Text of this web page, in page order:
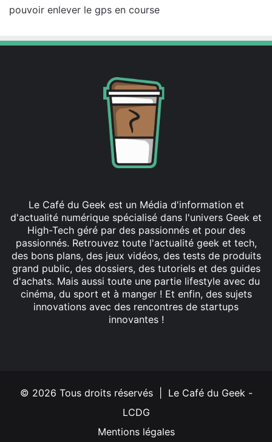
pouvoir enlever le gps en course
Le Café du Geek est un Média d'information et
d'actualité numérique spécialisé dans l'univers Geek et
High-Tech géré par des passionnés et pour des
passionnés. Retrouvez toute l'actualité geek et tech,
des bons plans, des jeux vidéos, des tests de produits
grand public, des dossiers, des tutoriels et des guides
d'achats. Mais aussi toute une partie lifestyle avec du
cinéma, du sport et à manger ! Et enfin, des sujets
innovations avec des rencontres de startups
innovantes !
© 2026 Tous droits réservés | Le Café du Geek -
LCDG
Mentions légales